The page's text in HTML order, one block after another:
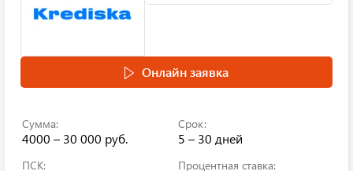
Онлайн заявка
Сумма:
4000 – 30 000 руб.
Срок:
5 – 30 дней
ПСК: Процентная ставка: